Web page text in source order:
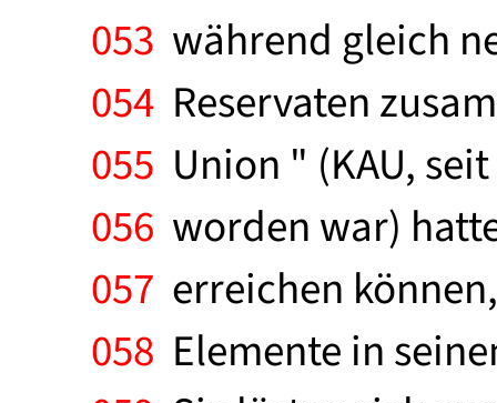
053 während gleich
054 Reservaten
055 Union " (KAU,
056 worden war)
057 erreichen
058 Elemente in